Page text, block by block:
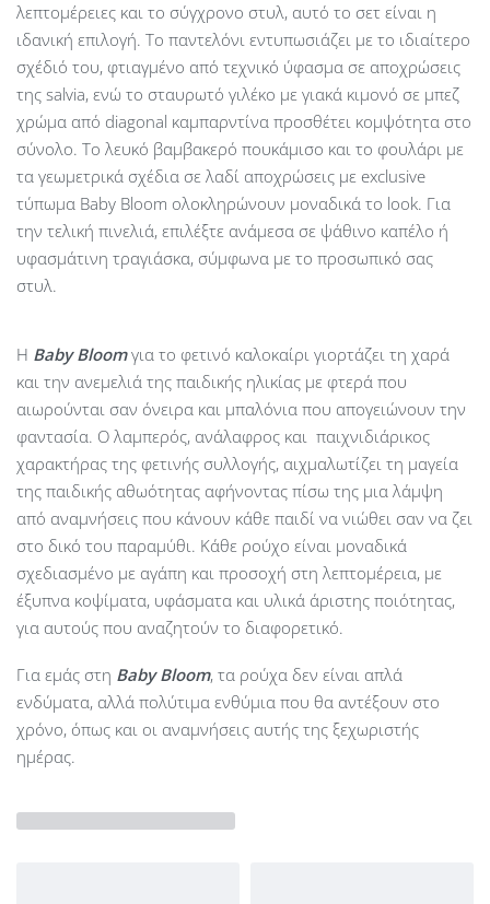
λεπτομέρειες και το σύγχρονο στυλ, αυτό το σετ είναι η
ιδανική επιλογή. Το παντελόνι εντυπωσιάζει με το ιδιαίτερο
σχέδιό του, φτιαγμένο από τεχνικό ύφασμα σε αποχρώσεις
της salvia, ενώ το σταυρωτό γιλέκο με γιακά κιμονό σε μπεζ
χρώμα από diagonal καμπαρντίνα προσθέτει κομψότητα στο
σύνολο. Το λευκό βαμβακερό πουκάμισο και το φουλάρι με
τα γεωμετρικά σχέδια σε λαδί αποχρώσεις με exclusive
τύπωμα Baby Bloom ολοκληρώνουν μοναδικά το look. Για
την τελική πινελιά, επιλέξτε ανάμεσα σε ψάθινο καπέλο ή
υφασμάτινη τραγιάσκα, σύμφωνα με το προσωπικό σας
στυλ.
Η Baby Bloom για το φετινό καλοκαίρι γιορτάζει τη χαρά
και την ανεμελιά της παιδικής ηλικίας με φτερά που
αιωρούνται σαν όνειρα και μπαλόνια που απογειώνουν την
φαντασία. Ο λαμπερός, ανάλαφρος και παιχνιδιάρικος
χαρακτήρας της φετινής συλλογής, αιχμαλωτίζει τη μαγεία
της παιδικής αθωότητας αφήνοντας πίσω της μια λάμψη
από αναμνήσεις που κάνουν κάθε παιδί να νιώθει σαν να ζει
στο δικό του παραμύθι. Κάθε ρούχο είναι μοναδικά
σχεδιασμένο με αγάπη και προσοχή στη λεπτομέρεια, με
έξυπνα κοψίματα, υφάσματα και υλικά άριστης ποιότητας,
για αυτούς που αναζητούν το διαφορετικό.
Για εμάς στη Baby Bloom, τα ρούχα δεν είναι απλά
ενδύματα, αλλά πολύτιμα ενθύμια που θα αντέξουν στο
χρόνο, όπως και οι αναμνήσεις αυτής της ξεχωριστής
ημέρας.